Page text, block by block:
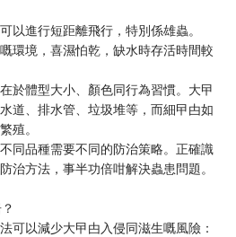
以進行短距離飛行，特別係雄蟲。
環境，喜濕怕乾，缺水時存活時間較
於體型大小、顏色同行為習慣。大曱
道、排水管、垃圾堆等，而細曱甴如
殖。
同品種需要不同的防治策略。正確識
治方法，事半功倍咁解決蟲患問題。
可以減少大曱甴入侵同滋生嘅風險：